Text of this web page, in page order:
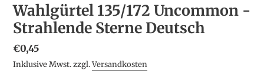
Wahlgürtel 135/172 Uncommon -
Strahlende Sterne Deutsch
Normaler
Preis
€0,45
Inklusive Mwst. zzgl.Versandkosten